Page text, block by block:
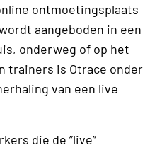
ontmoetingsplaats
aangeboden in een
onderweg of op het
trainers is Otrace onder
van een live
die de ”live”